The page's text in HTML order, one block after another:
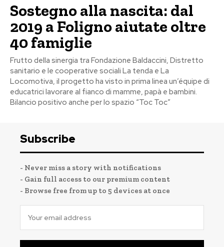
Sostegno alla nascita: dal
2019 a Foligno aiutate oltre
40 famiglie
Frutto della sinergia tra Fondazione Baldaccini, Distretto
sanitario e le cooperative sociali La tenda e La
Locomotiva, il progetto ha visto in prima linea un’équipe di
educatrici lavorare al fianco di mamme, papà e bambini.
Bilancio positivo anche per lo spazio “Toc Toc”
Subscribe
- Never miss a story with notifications
- Gain full access to our premium content
- Browse free from up to 5 devices at once